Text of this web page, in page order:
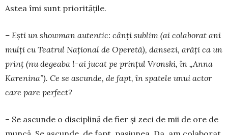
Astea îmi sunt prioritățile.
– Ești un showman autentic: cânți sublim (ai colaborat ani
mulți cu Teatrul Național de Ope­retă), dansezi, arăți ca un
prinț (nu degeaba l-ai jucat pe prințul Vronski, în „Anna
Karenina”). Ce se ascunde, de fapt, în spatele unui actor
care pare perfect?
– Se ascunde o disciplină de fier și zeci de mii de ore de